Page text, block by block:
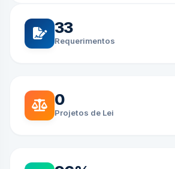
33
Requerimentos
0
Projetos de Lei